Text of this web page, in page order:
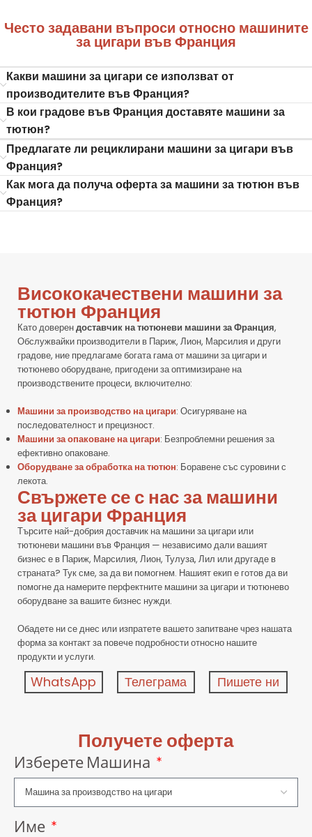
Често задавани въпроси относно машините
за цигари във Франция
Какви машини за цигари се използват от
производителите във Франция?
В кои градове във Франция доставяте машини за
тютюн?
Предлагате ли рециклирани машини за цигари във
Франция?
Как мога да получа оферта за машини за тютюн във
Франция?
Висококачествени машини за
тютюн Франция
Като доверендоставчик на тютюневи машини за Франция,
Обслужвайки производители в Париж, Лион, Марсилия и други
градове, ние предлагаме богата гама от машини за цигари и
тютюнево оборудване, пригодени за оптимизиране на
производствените процеси, включително:
Машини за производство на цигари: Осигуряване на
последователност и прецизност.
Машини за опаковане на цигари: Безпроблемни решения за
ефективно опаковане.
Оборудване за обработка на тютюн: Боравене със суровини с
лекота.
Свържете се с нас за машини
за цигари Франция
Търсите най-добрия доставчик на машини за цигари или
тютюневи машини във Франция — независимо дали вашият
бизнес е в Париж, Марсилия, Лион, Тулуза, Лил или другаде в
страната? Тук сме, за да ви помогнем. Нашият екип е готов да ви
помогне да намерите перфектните машини за цигари и тютюнево
оборудване за вашите бизнес нужди.
Обадете ни се днес или изпратете вашето запитване чрез нашата
форма за контакт за повече подробности относно нашите
продукти и услуги.
WhatsApp Телеграма Пишете ни
Получете оферта
Изберете Машина
Име